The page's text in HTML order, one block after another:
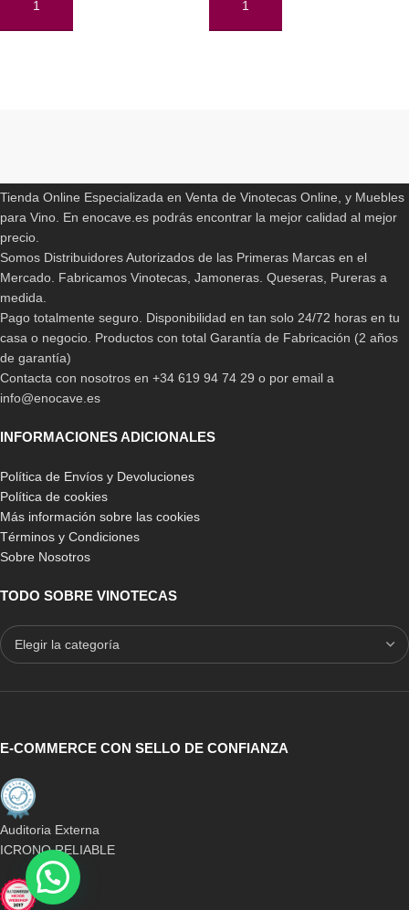
AÑADIR AL CARRITO AÑADIR AL CARRITO
Tienda Online Especializada en Venta de Vinotecas Online, y Muebles
para Vino. En enocave.es podrás encontrar la mejor calidad al mejor
precio.
Somos Distribuidores Autorizados de las Primeras Marcas en el
Mercado. Fabricamos Vinotecas, Jamoneras. Queseras, Pureras a
medida.
Pago totalmente seguro. Disponibilidad en tan solo 24/72 horas en tu
casa o negocio. Productos con total Garantía de Fabricación (2 años
de garantía)
Contacta con nosotros en +34 619 94 74 29 o por email a
info@enocave.es
INFORMACIONES ADICIONALES
Política de Envíos y Devoluciones
Política de cookies
Más información sobre las cookies
Términos y Condiciones
Sobre Nosotros
TODO SOBRE VINOTECAS
E-COMMERCE CON SELLO DE CONFIANZA
Auditoria Externa
ICRONO RELIABLE